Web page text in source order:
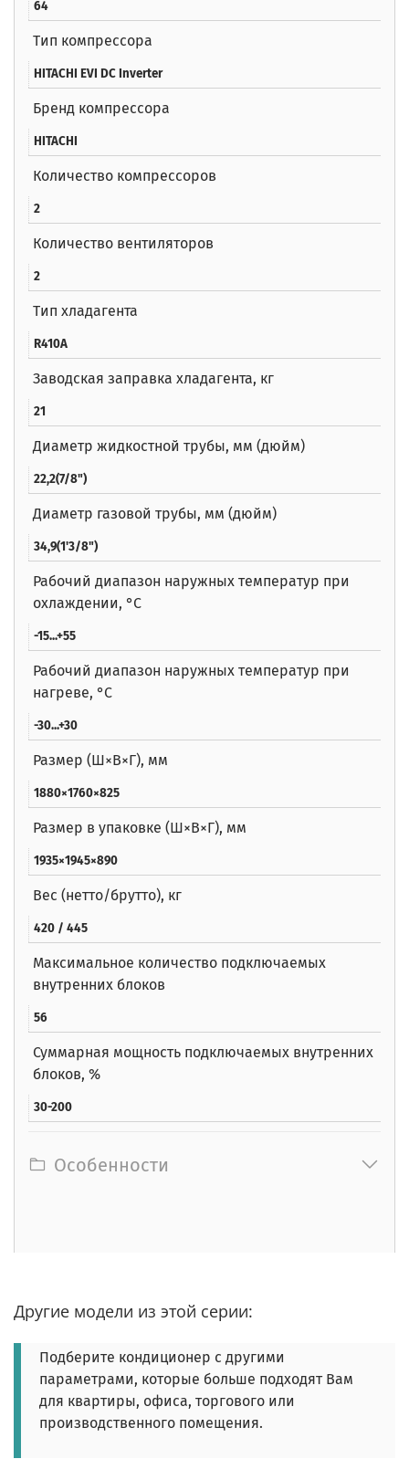
64
Тип компрессора
HITACHI EVI DC Inverter
Бренд компрессора
HITACHI
Количество компрессоров
2
Количество вентиляторов
2
Тип хладагента
R410A
Заводская заправка хладагента, кг
21
Диаметр жидкостной трубы, мм (дюйм)
22,2(7/8")
Диаметр газовой трубы, мм (дюйм)
34,9(1'3/8")
Рабочий диапазон наружных температур при
охлаждении, °C
-15...+55
Рабочий диапазон наружных температур при
нагреве, °C
-30...+30
Размер (Ш×В×Г), мм
1880×1760×825
Размер в упаковке (Ш×В×Г), мм
1935×1945×890
Вес (нетто/брутто), кг
420 / 445
Максимальное количество подключаемых
внутренних блоков
56
Суммарная мощность подключаемых внутренних
блоков, %
30-200
Особенности
Другие модели из этой серии:
Подберите кондиционер с другими
параметрами, которые больше подходят Вам
для квартиры, офиса, торгового или
производственного помещения.